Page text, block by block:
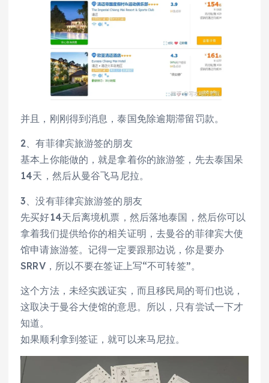
并且，刚刚得到消息，泰国免除逾期滞留罚款。
2、有菲律宾旅游签的朋友
基本上你能做的，就是拿着你的旅游签，先去泰国呆
14天，然后从曼谷飞马尼拉。
3、没有菲律宾旅游签的朋友
先买好14天后离境机票，然后落地泰国，然后你可以
拿着我们提供给你的相关证明，去曼谷的菲律宾大使
馆申请旅游签。记得一定要跟那边说，你是要办
SRRV，所以不要在签证上写“不可转签”。
这个方法，未经实践证实，而且移民局的哥们也说，
这取决于曼谷大使馆的意思。所以，只有尝试一下才
知道。
如果顺利拿到签证，就可以来马尼拉。